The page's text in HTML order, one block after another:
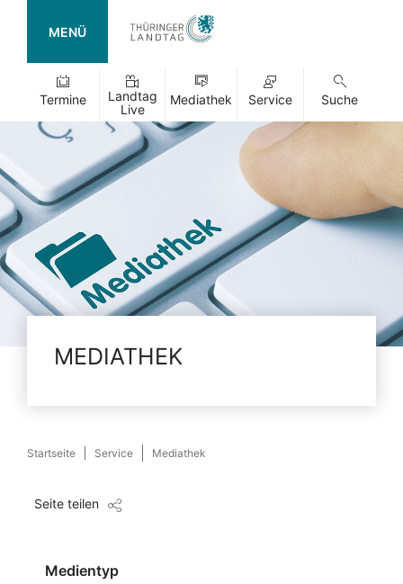
MENÜ
Termine
Landtag
Live
Mediathek Service Suche
MEDIATHEK
Startseite Service Mediathek
Seite teilen
Medientyp